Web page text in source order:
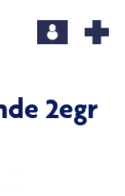
2egr